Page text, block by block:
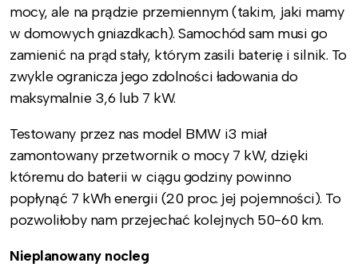
mocy, ale na prądzie przemiennym (takim, jaki mamy
w domowych gniazdkach). Samochód sam musi go
zamienić na prąd stały, którym zasili baterię i silnik. To
zwykle ogranicza jego zdolności ładowania do
maksymalnie 3,6 lub 7 kW.
Testowany przez nas model BMW i3 miał
zamontowany przetwornik o mocy 7 kW, dzięki
któremu do baterii w ciągu godziny powinno
popłynąć 7 kWh energii (20 proc. jej pojemności). To
pozwoliłoby nam przejechać kolejnych 50-60 km.
Nieplanowany nocleg